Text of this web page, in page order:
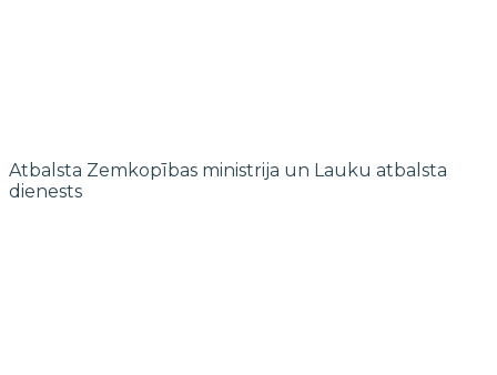
Atbalsta Zemkopības ministrija un Lauku atbalsta
dienests